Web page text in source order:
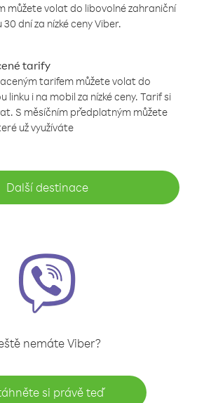
můžete volat do libovolné zahraniční
dní za nízké ceny Viber.
tarify
tarifem můžete volat do
linku i na mobil za nízké ceny. Tarif si
S měsíčním předplatným můžete
už využíváte
Další destinace
nemáte Viber?
si právě teď